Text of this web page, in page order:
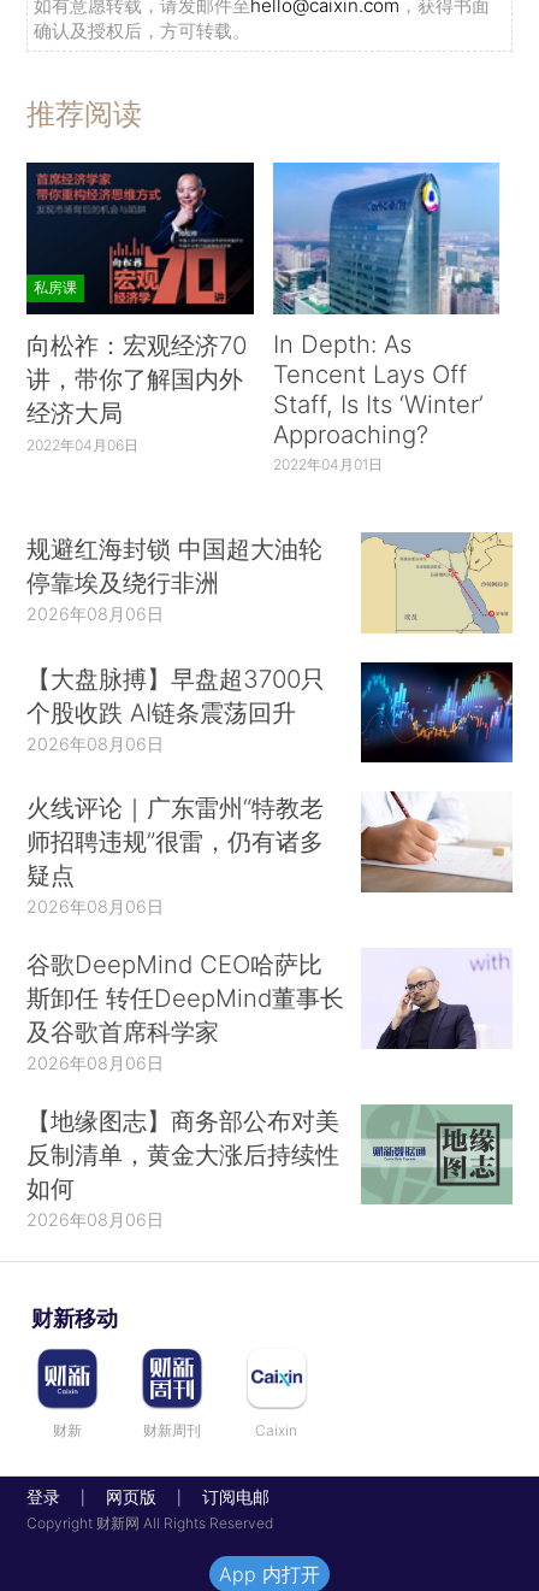
如有意愿转载，请发邮件至hello@caixin.com ，获得书面
确认及授权后，方可转载。
推荐阅读
私房课
向松祚：宏观经济70
讲，带你了解国内外
经济大局
2022年04月06日
In Depth: As
Tencent Lays Off
Staff, Is Its ‘Winter’
Approaching?
2022年04月01日
规避红海封锁 中国超大油轮
停靠埃及绕行非洲
2026年08月06日
【大盘脉搏】早盘超3700只
个股收跌 AI链条震荡回升
2026年08月06日
火线评论｜广东雷州“特教老
师招聘违规”很雷，仍有诸多
疑点
2026年08月06日
谷歌DeepMind CEO哈萨比
斯卸任 转任DeepMind董事长
及谷歌首席科学家
2026年08月06日
【地缘图志】商务部公布对美
反制清单，黄金大涨后持续性
如何
2026年08月06日
财新移动
财新 财新周刊 Caixin
登录 网页版 订阅电邮
Copyright 财新网 All Rights Reserved
App 内打开